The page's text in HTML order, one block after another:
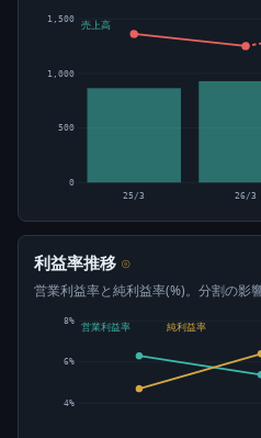
0
500
1,000
1,500
25/3 26/3
売上高
利益率推移 ⊙
営業利益率と純利益率(%)。分割の影
4%
6%
8%
営業利益率 純利益率